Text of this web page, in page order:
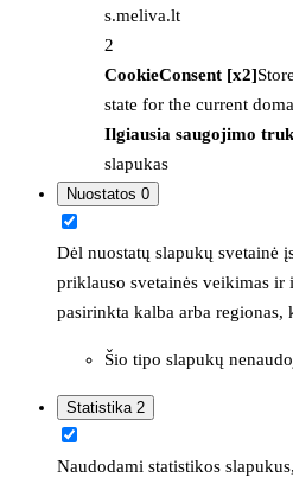
s.meliva.lt
2
CookieConsent [x2]
state for the current
Ilgiausia saugojimo
slapukas
Nuostatos 0
Dėl nuostatų slapukų svetainė
priklauso svetainės veikimas
pasirinkta kalba arba regionas,
Šio tipo slapukų
Statistika 2
Naudodami statistikos